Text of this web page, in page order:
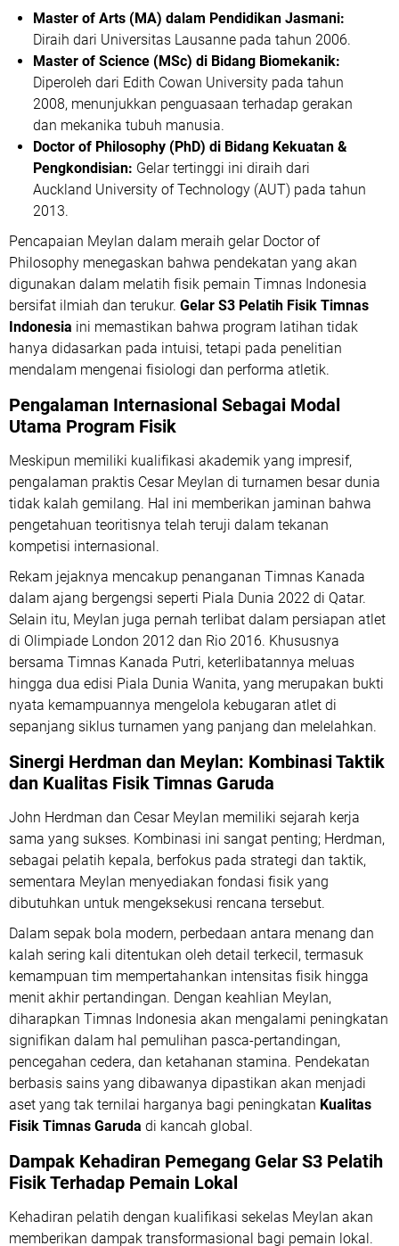
Master of Arts (MA) dalam Pendidikan Jasmani:
Diraih dari Universitas Lausanne pada tahun 2006.
Master of Science (MSc) di Bidang Biomekanik:
Diperoleh dari Edith Cowan University pada tahun
2008, menunjukkan penguasaan terhadap gerakan
dan mekanika tubuh manusia.
Doctor of Philosophy (PhD) di Bidang Kekuatan &
Pengkondisian: Gelar tertinggi ini diraih dari
Auckland University of Technology (AUT) pada tahun
2013.
Pencapaian Meylan dalam meraih gelar Doctor of
Philosophy menegaskan bahwa pendekatan yang akan
digunakan dalam melatih fisik pemain Timnas Indonesia
bersifat ilmiah dan terukur. Gelar S3 Pelatih Fisik Timnas
Indonesia ini memastikan bahwa program latihan tidak
hanya didasarkan pada intuisi, tetapi pada penelitian
mendalam mengenai fisiologi dan performa atletik.
Pengalaman Internasional Sebagai Modal
Utama Program Fisik
Meskipun memiliki kualifikasi akademik yang impresif,
pengalaman praktis Cesar Meylan di turnamen besar dunia
tidak kalah gemilang. Hal ini memberikan jaminan bahwa
pengetahuan teoritisnya telah teruji dalam tekanan
kompetisi internasional.
Rekam jejaknya mencakup penanganan Timnas Kanada
dalam ajang bergengsi seperti Piala Dunia 2022 di Qatar.
Selain itu, Meylan juga pernah terlibat dalam persiapan atlet
di Olimpiade London 2012 dan Rio 2016. Khususnya
bersama Timnas Kanada Putri, keterlibatannya meluas
hingga dua edisi Piala Dunia Wanita, yang merupakan bukti
nyata kemampuannya mengelola kebugaran atlet di
sepanjang siklus turnamen yang panjang dan melelahkan.
Sinergi Herdman dan Meylan: Kombinasi Taktik
dan Kualitas Fisik Timnas Garuda
John Herdman dan Cesar Meylan memiliki sejarah kerja
sama yang sukses. Kombinasi ini sangat penting; Herdman,
sebagai pelatih kepala, berfokus pada strategi dan taktik,
sementara Meylan menyediakan fondasi fisik yang
dibutuhkan untuk mengeksekusi rencana tersebut.
Dalam sepak bola modern, perbedaan antara menang dan
kalah sering kali ditentukan oleh detail terkecil, termasuk
kemampuan tim mempertahankan intensitas fisik hingga
menit akhir pertandingan. Dengan keahlian Meylan,
diharapkan Timnas Indonesia akan mengalami peningkatan
signifikan dalam hal pemulihan pasca-pertandingan,
pencegahan cedera, dan ketahanan stamina. Pendekatan
berbasis sains yang dibawanya dipastikan akan menjadi
aset yang tak ternilai harganya bagi peningkatan Kualitas
Fisik Timnas Garuda di kancah global.
Dampak Kehadiran Pemegang Gelar S3 Pelatih
FisikTerhadap Pemain Lokal
Kehadiran pelatih dengan kualifikasi sekelas Meylan akan
memberikan dampak transformasional bagi pemain lokal.